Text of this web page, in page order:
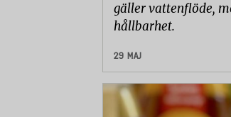
gäller vattenflöde,
hållbarhet.
29 MAJ